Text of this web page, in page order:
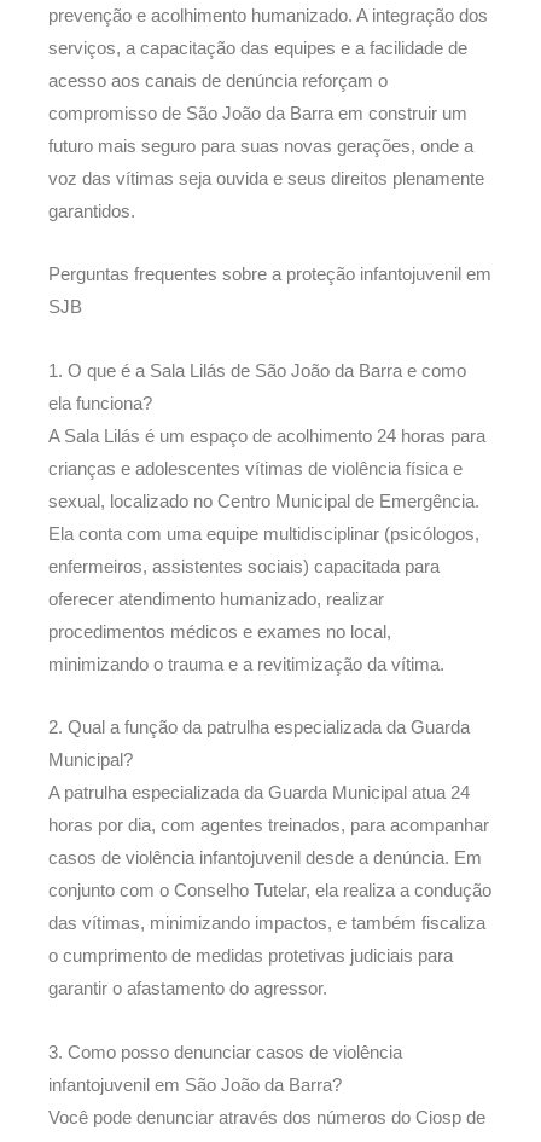
prevenção e acolhimento humanizado. A integração dos
serviços, a capacitação das equipes e a facilidade de
acesso aos canais de denúncia reforçam o
compromisso de São João da Barra em construir um
futuro mais seguro para suas novas gerações, onde a
voz das vítimas seja ouvida e seus direitos plenamente
garantidos.
Perguntas frequentes sobre a proteção infantojuvenil em
SJB
1. O que é a Sala Lilás de São João da Barra e como
ela funciona?
A Sala Lilás é um espaço de acolhimento 24 horas para
crianças e adolescentes vítimas de violência física e
sexual, localizado no Centro Municipal de Emergência.
Ela conta com uma equipe multidisciplinar (psicólogos,
enfermeiros, assistentes sociais) capacitada para
oferecer atendimento humanizado, realizar
procedimentos médicos e exames no local,
minimizando o trauma e a revitimização da vítima.
2. Qual a função da patrulha especializada da Guarda
Municipal?
A patrulha especializada da Guarda Municipal atua 24
horas por dia, com agentes treinados, para acompanhar
casos de violência infantojuvenil desde a denúncia. Em
conjunto com o Conselho Tutelar, ela realiza a condução
das vítimas, minimizando impactos, e também fiscaliza
o cumprimento de medidas protetivas judiciais para
garantir o afastamento do agressor.
3. Como posso denunciar casos de violência
infantojuvenil em São João da Barra?
Você pode denunciar através dos números do Ciosp de